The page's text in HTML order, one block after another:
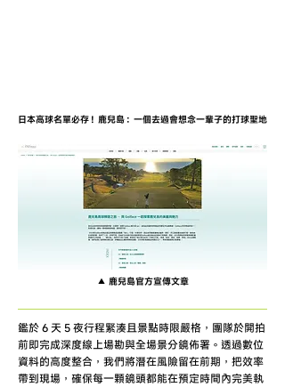
日本高球名單必存！鹿兒島：一個去過會想念一輩子的打球聖地
▲ 鹿兒島官方宣傳文章
鑑於 6 天 5 夜行程緊湊且景點時限嚴格，團隊於開拍
前即完成深度線上場勘與全場景分鏡佈署。透過數位
資料的高度整合，我們將潛在風險留在前期，把效率
帶到現場，確保每一顆鏡頭都能在預定時間內完美執